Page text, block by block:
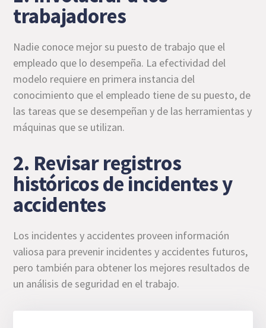
trabajadores
Nadie conoce mejor su puesto de trabajo que el
empleado que lo desempeña. La efectividad del
modelo requiere en primera instancia del
conocimiento que el empleado tiene de su puesto, de
las tareas que se desempeñan y de las herramientas y
máquinas que se utilizan.
2. Revisar registros
históricos de incidentes y
accidentes
Los incidentes y accidentes proveen información
valiosa para prevenir incidentes y accidentes futuros,
pero también para obtener los mejores resultados de
un análisis de seguridad en el trabajo.